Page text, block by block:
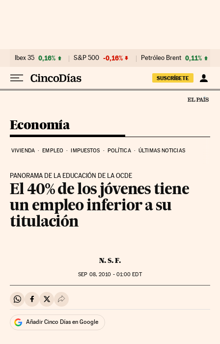
Ibex 35 0,16% S&P 500 -0,16% Petróleo Brent 0,11%
SUSCRÍBETE
Economía
VIVIENDA EMPLEO IMPUESTOS POLÍTICA ÚLTIMAS NOTICIAS
PANORAMA DE LA EDUCACIÓN DE LA OCDE
El 40% de los jóvenes tiene
un empleo inferior a su
titulación
N. S. F.
SEP 08, 2010 - 01:00 EDT
Compartir en Whatsapp
Compartir en Facebook
Compartir en Twitter
Desplegar Redes Sociales
Añadir Cinco Días en Google